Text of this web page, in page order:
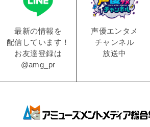
最新の情報を
配信しています！
お友達登録は
@amg_pr
声優エンタメ
チャンネル
放送中